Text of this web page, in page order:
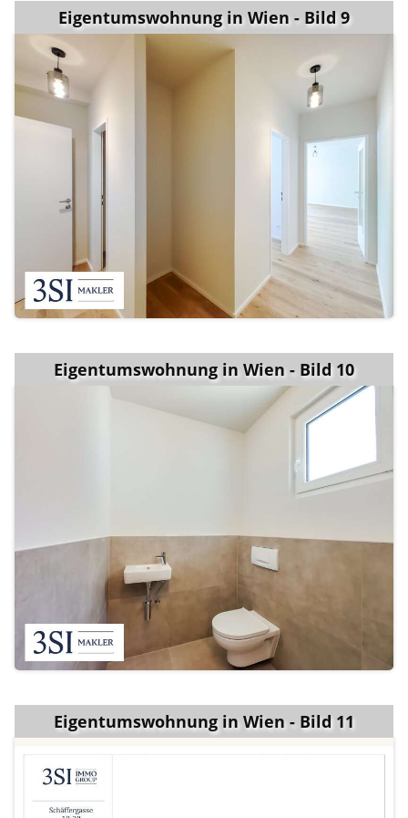
Eigentumswohnung in Wien - Bild 9
Eigentumswohnung in Wien - Bild 10
Eigentumswohnung in Wien - Bild 11